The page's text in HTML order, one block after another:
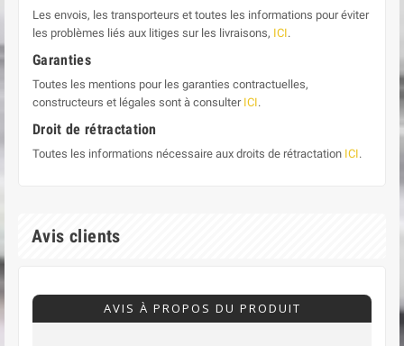
Les envois, les transporteurs et toutes les informations pour éviter
les problèmes liés aux litiges sur les livraisons, ICI.
Garanties
Toutes les mentions pour les garanties contractuelles,
constructeurs et légales sont à consulter ICI.
Droit de rétractation
Toutes les informations nécessaire aux droits de rétractation ICI.
Avis clients
AVIS À PROPOS DU PRODUIT